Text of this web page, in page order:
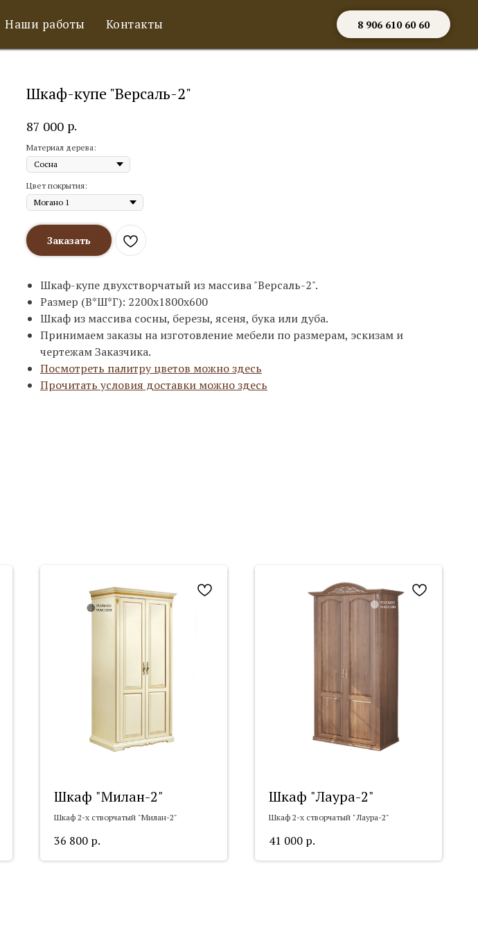
Наши работы Контакты 8 906 610 60 60
Шкаф-купе "Версаль-2"
87 000 р.
Материал дерева:
Цвет покрытия:
Заказать
Шкаф-купе двухстворчатый из массива "Версаль-2".
Размер (В*Ш*Г): 2200х1800х600
Шкаф из массива сосны, березы, ясеня, бука или дуба.
Принимаем заказы на изготовление мебели по размерам, эскизам и
чертежам Заказчика.
Посмотреть палитру цветов можно здесь
Прочитать условия доставки можно здесь
Шкаф "Милан-2"
Шкаф 2-х створчатый "Милан-2"
36 800 р.
Шкаф "Лаура-2"
Шкаф 2-х створчатый "Лаура-2"
41 000 р.